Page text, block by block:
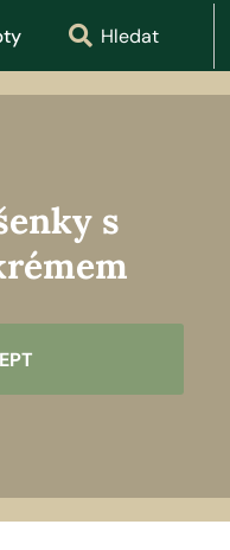
Hledat
s